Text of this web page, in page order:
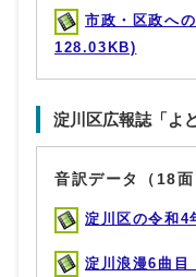
市政・区政へ
128.03KB)
淀川区広報誌「よ
音訳データ（18面
淀川区の令和
淀川浪漫6曲目